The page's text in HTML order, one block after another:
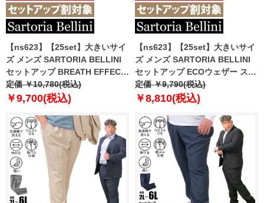
【ns623】【25set】大きいサイ
ズ メンズ SARTORIA BELLINI
セットアップ BREATH EFFECT
デニムライク ストレッチ パンツ
軽量 防シワ 高通気 ウォッシャブ
定価 ￥10,780(税込)
￥9,700(税込)
【ns623】【25set】大きいサイ
ズ メンズ SARTORIA BELLINI
セットアップ ECOウェザー スト
レッチ パンツ 軽量 ウォッシャブ
ル スマリラ azs25218-sp
定価 ￥9,790(税込)
￥8,810(税込)